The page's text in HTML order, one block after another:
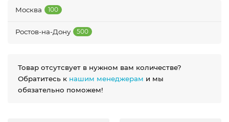
Москва 100
Ростов-на-Дону 500
Товар отсутсвует в нужном вам количестве?
Обратитесь к нашим менеджерам и мы
обязательно поможем!